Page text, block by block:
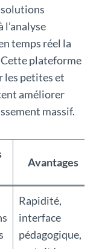
temps réel la
plateforme
les petites et
améliorer
massif.
Avantages
Rapidité,
interface
pédagogique,